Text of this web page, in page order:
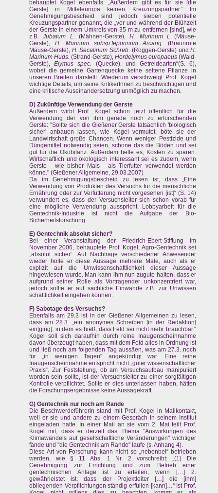
behauptet Kogel ebenfalls: „Außerdem gibt es für sie [die
Gerste] in Mitteleuropa keinen Kreuzungspartner.“ Im
Genehmigungsbescheid sind jedoch sieben potentielle
Kreuzungspartner genannt, die „vor und während der Blühzeit
der Gerste in einem Umkreis von 35 m zu entfernen [sind], wie
z.B.Jubatum L. (Mähnen-Gerste),H. Murinum L (Mäuse-
Gerste), H. Murinum subsp.Ieporinum Arcang. (Braunrote
Mäuse-Gerste), H. Secalinum Schreb. (Roggen-Gerste) undH.
Marinum Huds. (Strand-Gerste),Hordelymus europaeus (Wald-
Gerste),Elymus spec.
(Quecke), und Getreidearten“(S. 6),
wobei die gemeine Gartenquecke keine seltene Pflanze in
unseren Breiten darstellt. Wiederum verschweigt Prof. Kogel
wichtige Details, um seine KritikerInnen zu beschwichtigen und
eine kritische Auseinandersetzung unmöglich zu machen.
D) Zukünftige Verwendung der Gerste
Außerdem wirbt Prof. Kogel schon jetzt öffentlich für die
Verwendung der von ihm gerade noch zu erforschenden
Gerste: "Sollte sich die Gießener Gerste tatsächlich 'biologisch
sicher' anbauen lassen, wie Kogel vermutet, böte sie der
Landwirtschaft große Chancen. Wenn weniger Pestizide und
Düngemittel notwendig seien, schone das die Böden und sei
gut für die Ökobilanz. Außerdem helfe es, Kosten zu sparen.
Wirtschaftlich und ökologisch interessant sei es zudem, wenn
Gerste - wie bisher Mais - als Tierfutter verwendet werden
könne." (Gießener Allgemeine, 29.03.2007)
Da im Genehmigungsbescheid zu lesen ist, dass „Eine
Verwendung von Produkten des Versuchs für die menschliche
Ernährung oder zur Verfütterung nicht vorgesehen [ist]“ (S. 14)
verwundert es, dass der Versuchsleiter sich schon vorab für
eine mögliche Verwendung ausspricht. Lobbyarbeit für die
Gentechnik-Industrie ist nicht die Aufgabe der Bio-
Sicherheitsforschung.
E) Gentechnik absolut sicher?
Bei einer Veranstaltung der Friedrich-Ebert-Stiftung im
November 2006, behauptete Prof. Kogel, Agro-Gentechnik sei
„absolut sicher“. Auf Nachfrage verschiedener Anwesender
wieder holte er diese Aussage mehrere Male, auch als er
explizit auf die Unwissenschaftlichkeit dieser Aussage
hingewiesen wurde. Man kann ihm nun zugute halten, dass er
aufgrund seiner Rolle als Vortragender unkonzentriert war,
jedoch sollte er auf sachliche Einwände z.B. zur Unwissen
schaftlichkeit eingehen können.
F) Sabotage des Versuchs?
Ebenfalls am 29.3 ist in der Gießener Allgemeinen zu lesen,
dass am 28.3. „ein anonymes Schreiben [in der Redaktion]
ein[ging], in dem es hieß, dass Feld sei nicht mehr brauchbar.“
Kogel soll sich daraufhin durch reine Inaugenscheinnahme
davon überzeugt haben, dass mit dem Feld alles in Ordnung ist
und ließ noch am folgenden Tag aussäen, was am 27.3. noch
für „in wenigen Tagen“ angekündigt war. Eine reine
Inaugenscheinnahme entspricht nicht „guter wissenschaftlicher
Praxis“. Zur Feststellung, ob am Versuchsaufbau manipuliert
worden sein sollte, ist der Versuchsleiter zu einer sorgfältigen
Kontrolle verpflichtet. Sollte er dies unterlassen haben, hätten
die Forschungsergebnisse keine Aussagekraft.
G) Gentechnik nur noch am Rande
Die Beschwerdeführerin stand mit Prof. Kogel in Mailkontakt,
weil er sie und andere zu einem Gespräch in seinem Institut
eingeladen hatte. In einer Mail an sie vom 2. Mai teilt Prof.
Kogel mit, dass er derzeit das Thema "Auswirkungen des
Klimawandels auf gesellschaftliche Veränderungen" wichtiger
fände und "die Gentechnik am Rande" laufe (s. Anhang 4).
Diese Art von Forschung kann nicht so „nebenbei“ betrieben
werden, wie § 11 Abs. 1 Nr. 2 vorschreibt: „(1) Die
Genehmigung zur Errichtung und zum Betrieb einer
gentechnischen Anlage ist zu erteilen, wenn […] 2.
gewährleistet ist, dass der Projektleiter […] die [ihm]
obliegenden Verpflichtungen ständig erfüllen [kann]…“ Ist Prof.